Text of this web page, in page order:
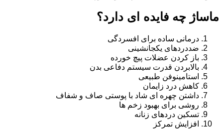
ماساژ چه فایده ای دارد؟
درمانی ساده برای افسردگی
ضددردهای یکجانشینی
باز کردن عضلات پیچ خورده
بالابردن قدرت سیستم دفاعی بدن
استامینوفن طبیعی
کاهش درد زایمان
داشتن چهره ای شاد با پوستی صاف و شفاف
روشی برای بهبود زخم ها
تسکین دردهای زنانه
افزایش تمرکز